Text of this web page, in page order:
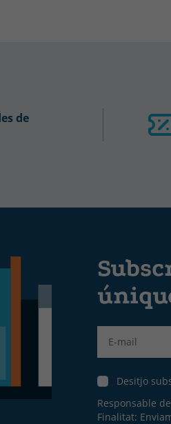
de
Desitjo
Responsable
Finalitat: